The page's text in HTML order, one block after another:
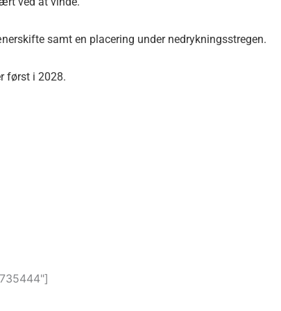
samt en placering under nedrykningsstregen.
først i 2028.